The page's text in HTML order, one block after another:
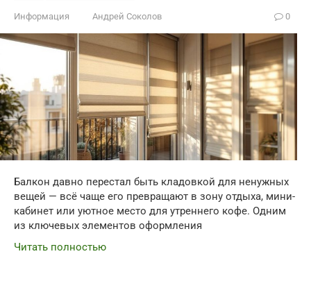
Информация Андрей Соколов 0
Балкон давно перестал быть кладовкой для ненужных
вещей — всё чаще его превращают в зону отдыха, мини-
кабинет или уютное место для утреннего кофе. Одним
из ключевых элементов оформления
Читать полностью